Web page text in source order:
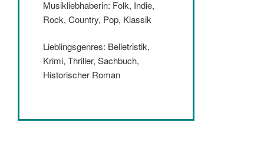
Musikliebhaberin: Folk, Indie,
Rock, Country, Pop, Klassik
Lieblingsgenres: Belletristik,
Krimi, Thriller, Sachbuch,
Historischer Roman